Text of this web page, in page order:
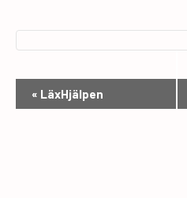
« LäxHjälpen